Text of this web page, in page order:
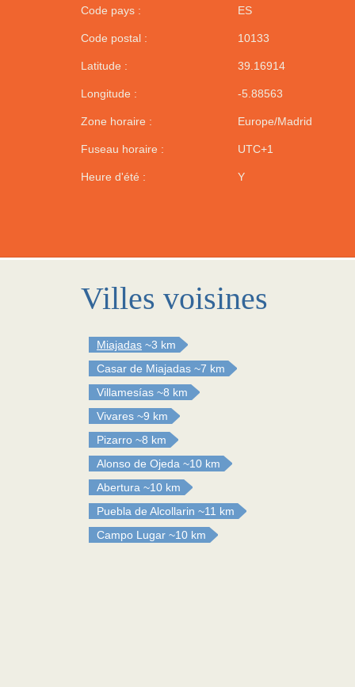
Code pays : ES
Code postal : 10133
Latitude : 39.16914
Longitude : -5.88563
Zone horaire : Europe/Madrid
Fuseau horaire : UTC+1
Heure d'été : Y
Villes voisines
Miajadas ~3 km
Casar de Miajadas ~7 km
Villamesías ~8 km
Vivares ~9 km
Pizarro ~8 km
Alonso de Ojeda ~10 km
Abertura ~10 km
Puebla de Alcollarin ~11 km
Campo Lugar ~10 km